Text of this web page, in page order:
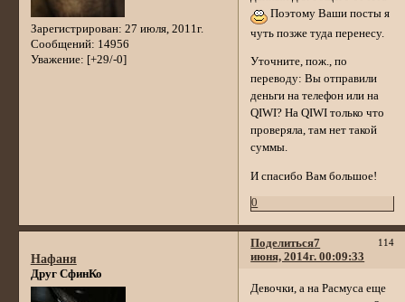
Зарегистрирован: 27 июля, 2011г.
Сообщений: 14956
Уважение: [+29/-0]
Поэтому Ваши посты я
чуть позже туда перенесу.
Уточните, пож., по
переводу: Вы отправили
деньги на телефон или на
QIWI? На QIWI только что
проверяла, там нет такой
суммы.
И спасибо Вам большое!
0
Поделиться 114
7
июня, 2014г. 00:09:33
Нафаня
Друг СфинКо
Девочки, а на Расмуса еще